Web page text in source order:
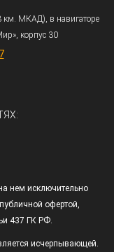
км. МКАД), в навигаторе
корпус 30
нем исключительно
офертой,
437 ГК РФ.
исчерпывающей.